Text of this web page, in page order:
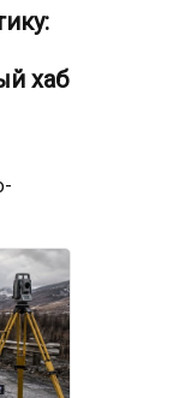
хаб